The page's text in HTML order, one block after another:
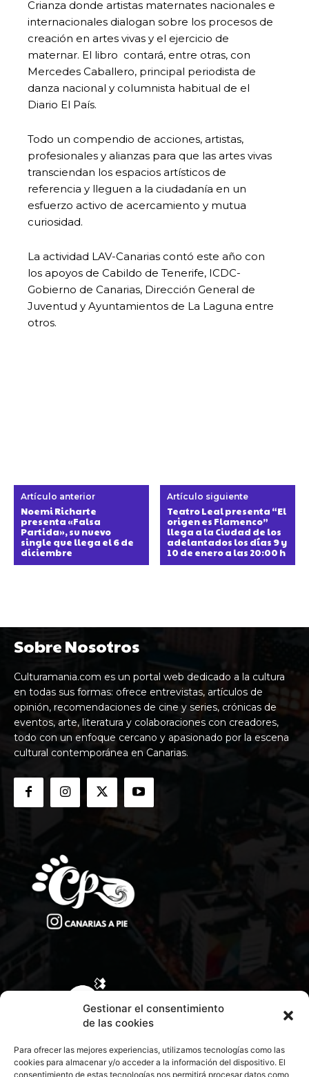
Gestionar el consentimiento
de las cookies
Para ofrecer las mejores experiencias, utilizamos tecnologías como las
cookies para almacenar y/o acceder a la información del dispositivo. El
consentimiento de estas tecnologías nos permitirá procesar datos como
Crianza donde artistas maternates nacionales e
internacionales dialogan sobre los procesos de
creación en artes vivas y el ejercicio de
maternar. El libro contará, entre otras, con
Mercedes Caballero, principal periodista de
danza nacional y columnista habitual de el
Diario El País.
Todo un compendio de acciones, artistas,
profesionales y alianzas para que las artes vivas
transciendan los espacios artísticos de
referencia y lleguen a la ciudadanía en un
esfuerzo activo de acercamiento y mutua
curiosidad.
La actividad LAV-Canarias contó este año con
los apoyos de Cabildo de Tenerife, ICDC-
Gobierno de Canarias, Dirección General de
Juventud y Ayuntamientos de La Laguna entre
otros.
Artículo anterior
Noemi Richarte
presenta «Falsa
Partida», su nuevo
single que llega el 6 de
diciembre
Artículo siguiente
Teatro Leal presenta “El
origen es Flamenco”
llega a la Ciudad de los
adelantados los días 9 y
10 de enero a las 20:00 h
Sobre Nosotros
Culturamania.com es un portal web dedicado a la cultura
en todas sus formas: ofrece entrevistas, artículos de
opinión, recomendaciones de cine y series, crónicas de
eventos, arte, literatura y colaboraciones con creadores,
todo con un enfoque cercano y apasionado por la escena
cultural contemporánea en Canarias.